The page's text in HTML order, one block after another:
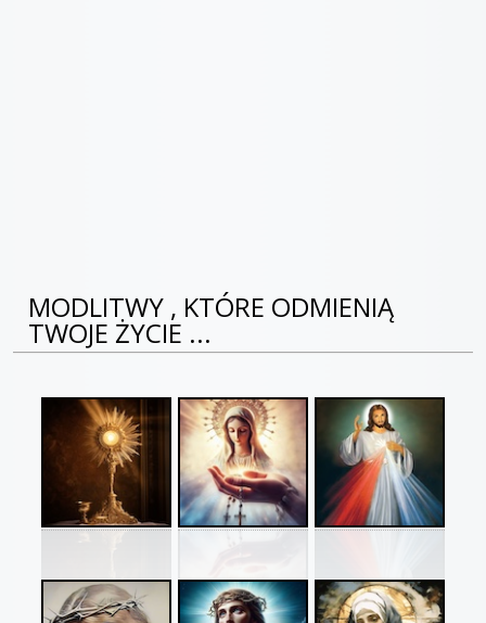
MODLITWY , KTÓRE ODMIENIĄ
TWOJE ŻYCIE ...